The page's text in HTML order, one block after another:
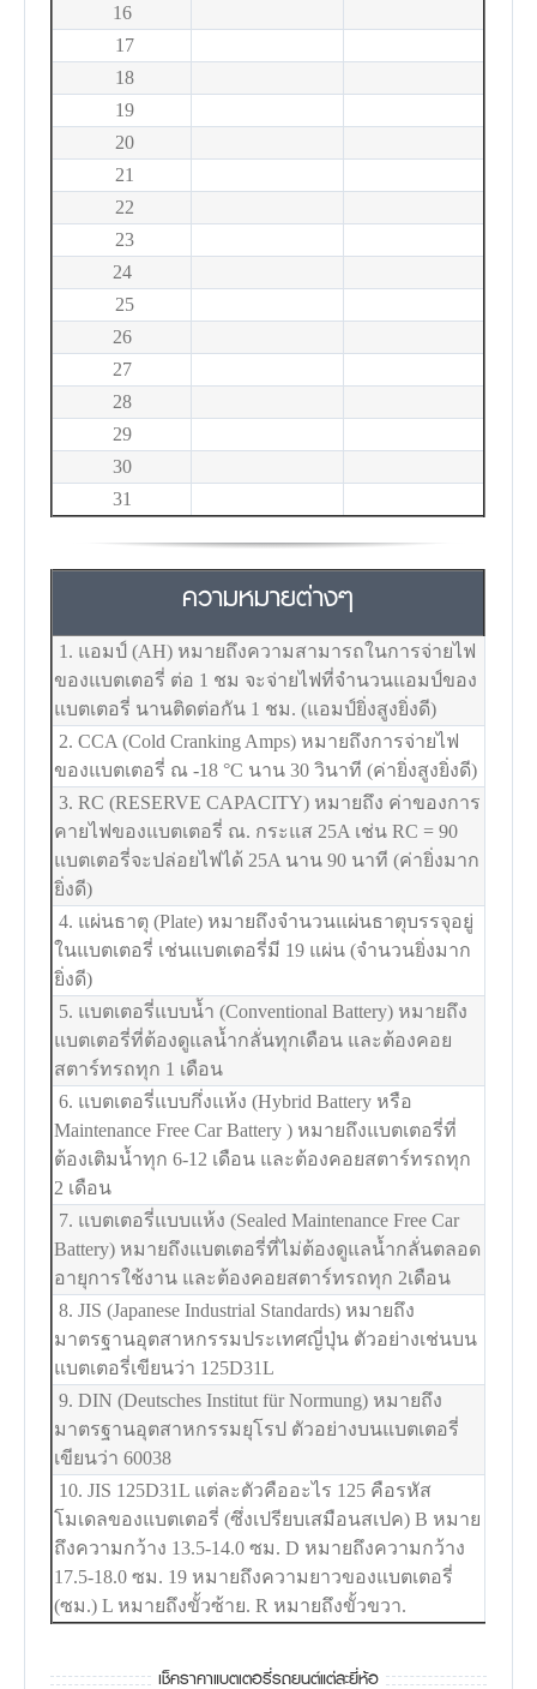
16
17
18
19
20
21
22
23
24
25
26
27
28
29
30
31
ความหมายต่างๆ
1. แอมป์ (AH) หมายถึงความสามารถในการจ่ายไฟ
ของแบตเตอรี่ ต่อ 1 ชม จะจ่ายไฟที่จำนวนแอมป์ของ
แบตเตอรี่ นานติดต่อกัน 1 ชม. (แอมป์ยิ่งสูงยิ่งดี)
2. CCA (Cold Cranking Amps) หมายถึงการจ่ายไฟ
ของแบตเตอรี่ ณ -18 °C นาน 30 วินาที (ค่ายิ่งสูงยิ่งดี)
3. RC (RESERVE CAPACITY) หมายถึง ค่าของการ
คายไฟของแบตเตอรี่ ณ. กระแส 25A เช่น RC = 90
แบตเตอรี่จะปล่อยไฟได้ 25A นาน 90 นาที (ค่ายิ่งมาก
ยิ่งดี)
4. แผ่นธาตุ (Plate) หมายถึงจำนวนแผ่นธาตุบรรจุอยู่
ในแบตเตอรี่ เช่นแบตเตอรี่มี 19 แผ่น (จำนวนยิ่งมาก
ยิ่งดี)
5. แบตเตอรี่แบบน้ำ (Conventional Battery) หมายถึง
แบตเตอรี่ที่ต้องดูแลน้ำกลั่นทุกเดือน และต้องคอย
สตาร์ทรถทุก 1 เดือน
6. แบตเตอรี่แบบกึ่งแห้ง (Hybrid Battery หรือ
Maintenance Free Car Battery ) หมายถึงแบตเตอรี่ที่
ต้องเติมน้ำทุก 6-12 เดือน และต้องคอยสตาร์ทรถทุก
2 เดือน
7. แบตเตอรี่แบบแห้ง (Sealed Maintenance Free Car
Battery) หมายถึงแบตเตอรี่ที่ไม่ต้องดูแลน้ำกลั่นตลอด
อายุการใช้งาน และต้องคอยสตาร์ทรถทุก 2เดือน
8. JIS (Japanese Industrial Standards) หมายถึง
มาตรฐานอุตสาหกรรมประเทศญี่ปุ่น ตัวอย่างเช่นบน
แบตเตอรี่เขียนว่า 125D31L
9. DIN (Deutsches Institut für Normung) หมายถึง
มาตรฐานอุตสาหกรรมยุโรป ตัวอย่างบนแบตเตอรี่
เขียนว่า 60038
10. JIS 125D31L แต่ละตัวคืออะไร 125 คือรหัส
โมเดลของแบตเตอรี่ (ซึ่งเปรียบเสมือนสเปค) B หมาย
ถึงความกว้าง 13.5-14.0 ซม. D หมายถึงความกว้าง
17.5-18.0 ซม. 19 หมายถึงความยาวของแบตเตอรี่
(ซม.) L หมายถึงขั้วซ้าย. R หมายถึงขั้วขวา.
เช็คราคาแบตเตอรี่รถยนต์แต่ละยี่ห้อ